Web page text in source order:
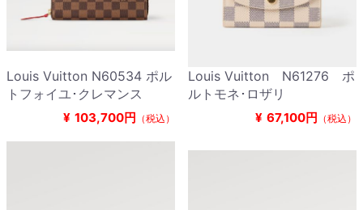
Louis Vuitton N60534 ポル
トフォイユ･クレマンス
¥ 103,700円 （税込）
Louis Vuitton N61276 ポ
ルトモネ･ロザリ
¥ 67,100円 （税込）